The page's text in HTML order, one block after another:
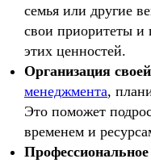
семья или другие
свои приоритеты и
этих ценностей.
Организация
менеджмента,
Это поможет
временем и